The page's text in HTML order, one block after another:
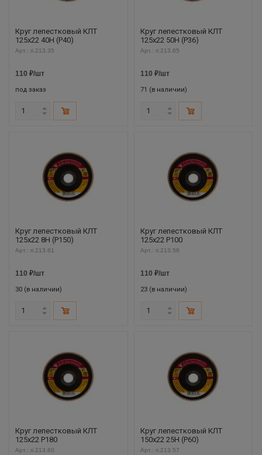
Круг лепестковый КЛТ
125х22 40Н (P40)
Арт.: ri.213.35
110 ₽/шт
под заказ
Круг лепестковый КЛТ
125х22 50Н (P36)
Арт.: ri.213.65
110 ₽/шт
71 (в наличии)
Круг лепестковый КЛТ
125х22 8Н (P150)
Арт.: ri.213.61
110 ₽/шт
30 (в наличии)
Круг лепестковый КЛТ
125х22 P100
Арт.: ri.213.58
110 ₽/шт
23 (в наличии)
Круг лепестковый КЛТ
125х22 P180
Арт.: ri.213.60
Круг лепестковый КЛТ
150х22 25Н (P60)
Арт.: ri.213.57